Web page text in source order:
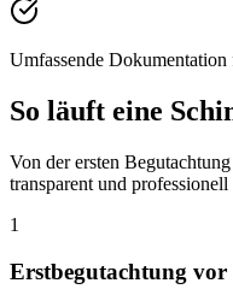
Umfassende
So läuft eine
Von der ersten
transparent und professionell
1
Erstbegutachtung